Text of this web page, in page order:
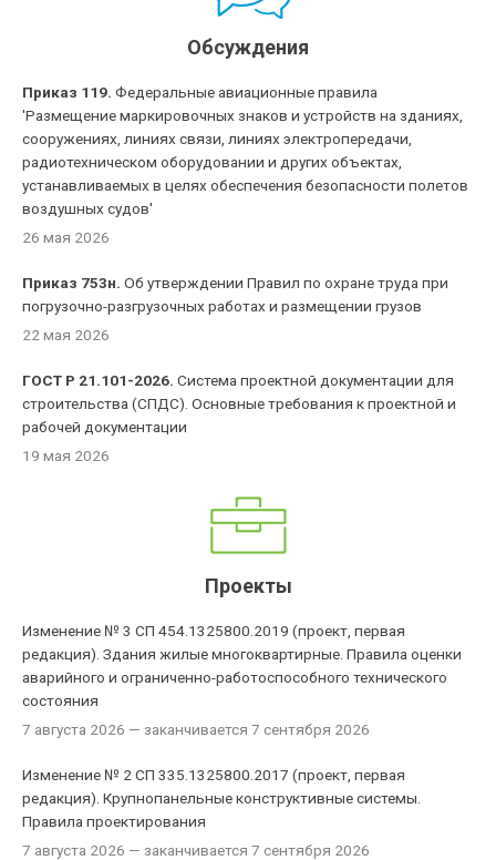
Обсуждения
Приказ 119. Федеральные авиационные правила
'Размещение маркировочных знаков и устройств на зданиях,
сооружениях, линиях связи, линиях электропередачи,
радиотехническом оборудовании и других объектах,
устанавливаемых в целях обеспечения безопасности полетов
воздушных судов'
26 мая 2026
Приказ 753н. Об утверждении Правил по охране труда при
погрузочно-разгрузочных работах и размещении грузов
22 мая 2026
ГОСТ Р 21.101-2026. Система проектной документации для
строительства (СПДС). Основные требования к проектной и
рабочей документации
19 мая 2026
Проекты
Изменение № 3 СП 454.1325800.2019 (проект, первая
редакция). Здания жилые многоквартирные. Правила оценки
аварийного и ограниченно-работоспособного технического
состояния
7 августа 2026 — заканчивается 7 сентября 2026
Изменение № 2 СП 335.1325800.2017 (проект, первая
редакция). Крупнопанельные конструктивные системы.
Правила проектирования
7 августа 2026 — заканчивается 7 сентября 2026